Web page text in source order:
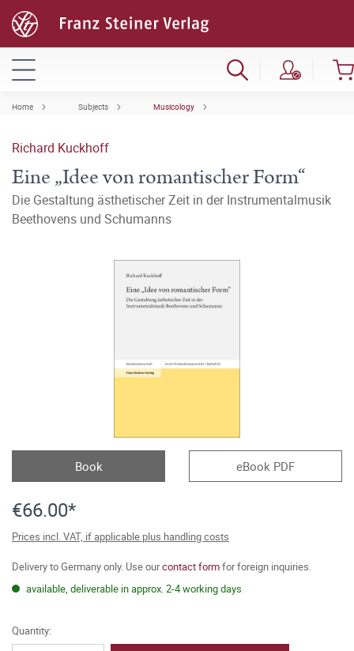
Home Subjects Musicology
Richard Kuckhoff
Eine „Idee von romantischer Form“
Die Gestaltung ästhetischer Zeit in der Instrumentalmusik
Beethovens und Schumanns
Book eBook PDF
€66.00*
Prices incl. VAT, if applicable plus handling costs
Delivery to Germany only. Use ourcontact formfor foreign inquiries.
available, deliverable in approx. 2-4 working days
Quantity: